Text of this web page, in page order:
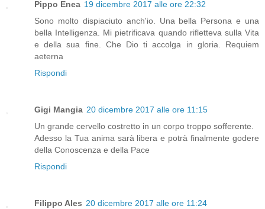
Pippo Enea 19 dicembre 2017 alle ore 22:32
Sono molto dispiaciuto anch'io. Una bella Persona e una
bella Intelligenza. Mi pietrificava quando rifletteva sulla Vita
e della sua fine. Che Dio ti accolga in gloria. Requiem
aeterna
Rispondi
Gigi Mangia 20 dicembre 2017 alle ore 11:15
Un grande cervello costretto in un corpo troppo sofferente.
Adesso la Tua anima sarà libera e potrà finalmente godere
della Conoscenza e della Pace
Rispondi
Filippo Ales 20 dicembre 2017 alle ore 11:24